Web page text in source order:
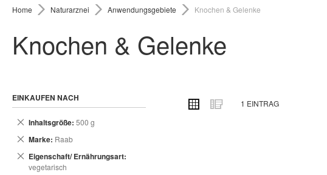
Home Naturarznei Anwendungsgebiete Knochen & Gelenke
Knochen & Gelenke
ANSICHT
ALS
Raster Liste
1 EINTRAG
EINKAUFEN NACH
Inhaltsgröße 500 g
Dies
Marke Raab
Dies
Eigenschaft/ Ernährungsart
vegetarisch
Dies
entfernen